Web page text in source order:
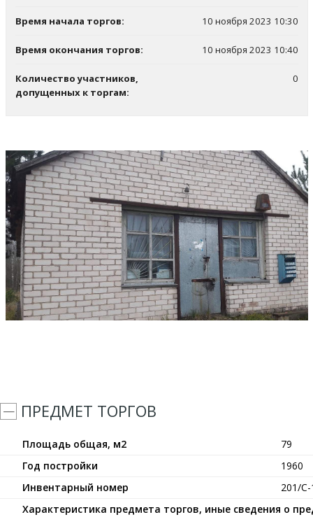
Время начала торгов: 10 ноября 2023 10:30
Время окончания торгов: 10 ноября 2023 10:40
Количество участников,
допущенных к торгам:
0
ПРЕДМЕТ ТОРГОВ
Площадь общая, м2
79
Год постройки
1960
Инвентарный номер
201/
Характеристика предмета торгов, иные сведения о